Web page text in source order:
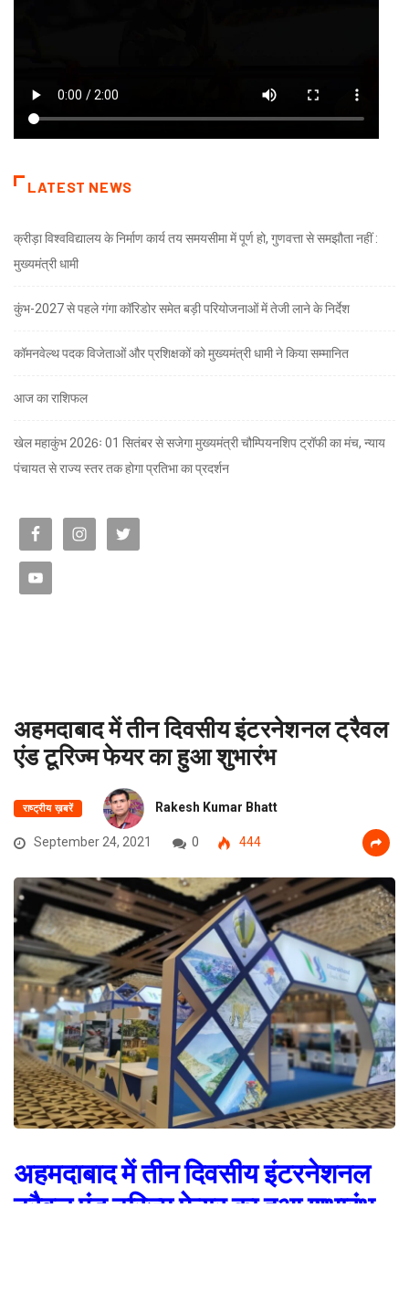
LATEST NEWS
क्रीड़ा विश्वविद्यालय के निर्माण कार्य तय समयसीमा में पूर्ण हो, गुणवत्ता से समझौता नहीं :
मुख्यमंत्री धामी
कुंभ-2027 से पहले गंगा कॉरिडोर समेत बड़ी परियोजनाओं में तेजी लाने के निर्देश
कॉमनवेल्थ पदक विजेताओं और प्रशिक्षकों को मुख्यमंत्री धामी ने किया सम्मानित
आज का राशिफल
खेल महाकुंभ 2026ः 01 सितंबर से सजेगा मुख्यमंत्री चौम्पियनशिप ट्रॉफी का मंच, न्याय
पंचायत से राज्य स्तर तक होगा प्रतिभा का प्रदर्शन
अहमदाबाद में तीन दिवसीय इंटरनेशनल ट्रैवल
एंड टूरिज्म फेयर का हुआ शुभारंभ
राष्ट्रीय ख़बरें Rakesh Kumar Bhatt
September 24, 2021 0 444
अहमदाबाद में तीन दिवसीय इंटरनेशनल
ट्रैवल एंड टूरिज्म फेयर का हुआ शुभारंभ